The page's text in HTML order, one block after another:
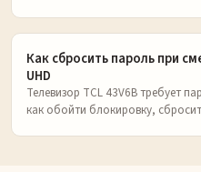
Как сбросить пароль при
UHD
Телевизор TCL 43V6B требует
как обойти блокировку,